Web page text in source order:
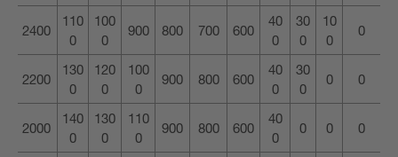
2400
110
0
100
0
900 800 700 600
40
0
30
0
10
0
0
2200
130
0
120
0
100
0
900 800 600
40
0
30
0
0 0
2000
140
0
130
0
110
0
900 800 600
40
0
0 0 0